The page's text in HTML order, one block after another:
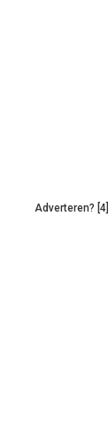
Adverteren? [4]